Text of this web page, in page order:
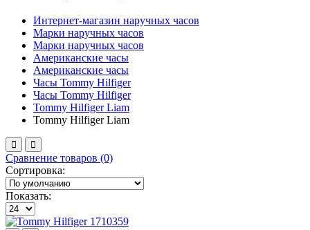
Интернет-магазин наручных часов
Марки наручных часов
Марки наручных часов
Американские часы
Американские часы
Часы Tommy Hilfiger
Часы Tommy Hilfiger
Tommy Hilfiger Liam
Tommy Hilfiger Liam
Сравнение товаров (0)
Сортировка:
Показать: